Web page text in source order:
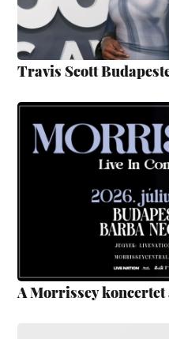
Travis Scott
A Morrissey koncertet